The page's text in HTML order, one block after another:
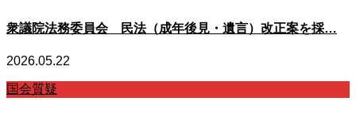
衆議院法務委員会 民法（成年後見・遺言）改正案を採…
2026.05.22
国会質疑